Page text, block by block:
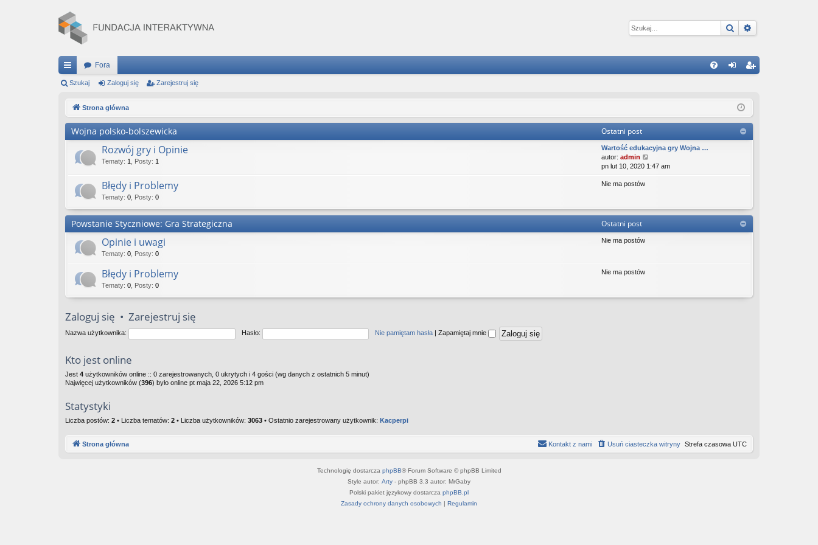
Szukaj
ię
…
Fora
si
ej
tru
si
Szukaj Zaloguj się Zarejestruj się
Strona główna
Wojna polsko-bolszewicka Ostatni post
Rozwój gry i Opinie
Tematy: 1 Posty: 1
Wartość edukacyjna gry Wojna …
autor: admin
y
ś
t
o
pn lut 10, 2020 1:47 am
Błędy i Problemy
Tematy: 0 Posty: 0
Nie ma postów
Powstanie Styczniowe: Gra Strategiczna Ostatni post
Opinie i uwagi
Tematy: 0 Posty: 0
Nie ma postów
Błędy i Problemy
Tematy: 0 Posty: 0
Nie ma postów
Zaloguj się • Zarejestruj się
Nazwa użytkownika: Hasło: Nie pamiętam hasła Zapamiętaj mnie
Kto jest online
Jest 4 użytkowników online :: 0 zarejestrowanych, 0 ukrytych i 4 gości (wg danych z ostatnich 5 minut)
Najwięcej użytkowników (396) było online pt maja 22, 2026 5:12 pm
Statystyki
Liczba postów: 2 • Liczba tematów: 2 • Liczba użytkowników: 3063 • Ostatnio zarejestrowany użytkownik: Kacperpi
Strona główna Strefa czasowa UTC
Usuń ciasteczka witryny
Kontakt z nami
Technologię dostarcza phpBB® Forum Software © phpBB Limited
Style autor: Arty - phpBB 3.3 autor: MrGaby
Polski pakiet językowy dostarcza phpBB.pl
Zasady ochrony danych osobowych | Regulamin